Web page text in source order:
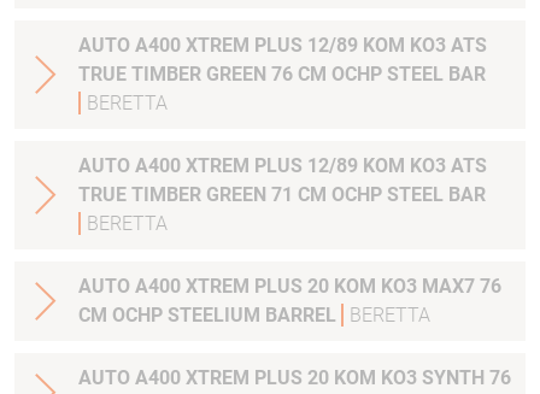
AUTO A400 XTREM PLUS 12/89 KOM KO3 ATS
TRUE TIMBER GREEN 76 CM OCHP STEEL BAR
BERETTA
AUTO A400 XTREM PLUS 12/89 KOM KO3 ATS
TRUE TIMBER GREEN 71 CM OCHP STEEL BAR
BERETTA
AUTO A400 XTREM PLUS 20 KOM KO3 MAX7 76
CM OCHP STEELIUM BARREL
BERETTA
AUTO A400 XTREM PLUS 20 KOM KO3 SYNTH 76